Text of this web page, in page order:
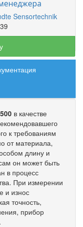
Sensortechnik
в качестве
к требованиям
от материала,
длину и
он может быть
в процесс
При измерении
и износ
точность,
прибор